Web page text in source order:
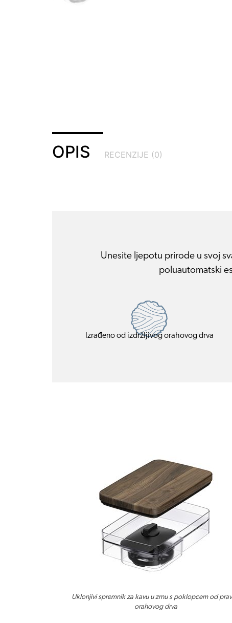
OPIS RECENZIJE (0)
Unesite ljepotu prirode u svoj
poluautomatski
Izrađeno od izdržljivog orahovog drva
Uklonjivi spremnik za kavu u zrnu s poklopcem od
orahovog drva